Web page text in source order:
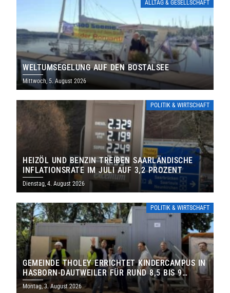
ALLTAG & GESELLSCHAFT
WELTUMSEGELUNG AUF DEN BOSTALSEE
Mittwoch, 5. August 2026
POLITIK & WIRTSCHAFT
HEIZÖL UND BENZIN TREIBEN SAARLÄNDISCHE
INFLATIONSRATE IM JULI AUF 3,2 PROZENT
Dienstag, 4. August 2026
POLITIK & WIRTSCHAFT
GEMEINDE THOLEY ERRICHTET KINDERCAMPUS IN
HASBORN-DAUTWEILER FÜR RUND 8,5 BIS 9
MILLIONEN EURO
Montag, 3. August 2026